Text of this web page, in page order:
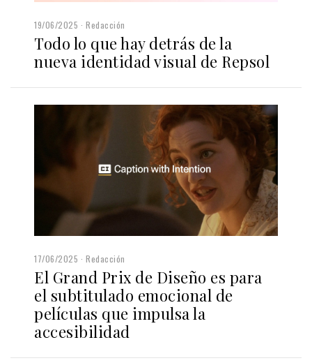
19/06/2025 Redacción
Todo lo que hay detrás de la
nueva identidad visual de Repsol
17/06/2025 Redacción
El Grand Prix de Diseño es para
el subtitulado emocional de
películas que impulsa la
accesibilidad